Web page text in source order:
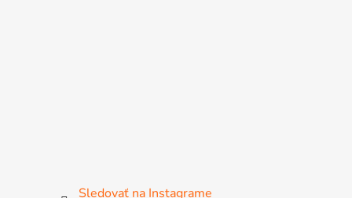
Sledovať na Instagrame